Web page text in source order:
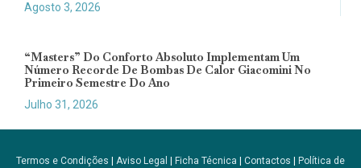
Agosto 3, 2026
“Masters” Do Conforto Absoluto Implementam Um
Número Recorde De Bombas De Calor Giacomini No
Primeiro Semestre Do Ano
Julho 31, 2026
Termos e Condições Aviso Legal Ficha Técnica Contactos
Política de